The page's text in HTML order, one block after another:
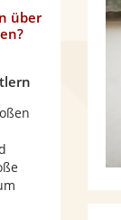
über